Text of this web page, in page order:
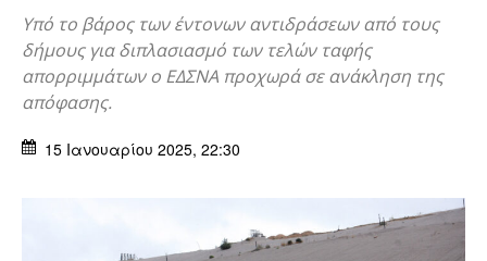
Υπό το βάρος των έντονων αντιδράσεων από τους
δήμους για διπλασιασμό των τελών ταφής
απορριμμάτων ο ΕΔΣΝΑ προχωρά σε ανάκληση της
απόφασης.
15 Ιανουαρίου 2025, 22:30